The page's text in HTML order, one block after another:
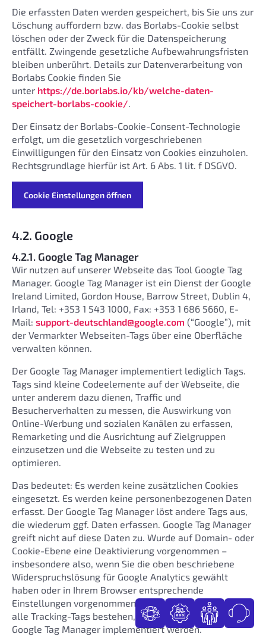
Die erfassten Daten werden gespeichert, bis Sie uns zur
Löschung auffordern bzw. das Borlabs-Cookie selbst
löschen oder der Zweck für die Datenspeicherung
entfällt. Zwingende gesetzliche Aufbewahrungsfristen
bleiben unberührt. Details zur Datenverarbeitung von
Borlabs Cookie finden Sie
unter https://de.borlabs.io/kb/welche-daten-
speichert-borlabs-cookie/.
Der Einsatz der Borlabs-Cookie-Consent-Technologie
erfolgt, um die gesetzlich vorgeschriebenen
Einwilligungen für den Einsatz von Cookies einzuholen.
Rechtsgrundlage hierfür ist Art. 6 Abs. 1 lit. f DSGVO.
Cookie Einstellungen öffnen
4.2. Google
4.2.1. Google Tag Manager
Wir nutzen auf unserer Webseite das Tool Google Tag
Manager. Google Tag Manager ist ein Dienst der Google
Ireland Limited, Gordon House, Barrow Street, Dublin 4,
Irland, Tel: +353 1 543 1000, Fax: +353 1 686 5660, E-
Mail: support-deutschland@google.com (“Google”), mit
der Vermarkter Webseiten-Tags über eine Oberfläche
verwalten können.
Der Google Tag Manager implementiert lediglich Tags.
Tags sind kleine Codeelemente auf der Webseite, die
unter anderem dazu dienen, Traffic und
Besucherverhalten zu messen, die Auswirkung von
Online-Werbung und sozialen Kanälen zu erfassen,
Remarketing und die Ausrichtung auf Zielgruppen
einzusetzen und die Webseite zu testen und zu
optimieren.
Das bedeutet: Es werden keine zusätzlichen Cookies
eingesetzt. Es werden keine personenbezogenen Daten
erfasst. Der Google Tag Manager löst andere Tags aus,
die wiederum ggf. Daten erfassen. Google Tag Manager
greift nicht auf diese Daten zu. Wurde auf Domain- oder
Cookie-Ebene eine Deaktivierung vorgenommen –
insbesondere also, wenn Sie die oben beschriebene
Widerspruchslösung für Google Analytics gewählt
haben oder in Ihrem Browser entsprechende
Einstellungen vorgenommen haben –, so bleibt sie für
alle Tracking-Tags bestehen, insofern diese mit dem
Google Tag Manager implementiert werden.